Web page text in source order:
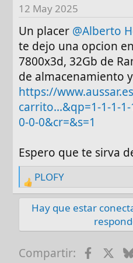
12 May 2025
Un placer @Alberto
te dejo una opcion
7800x3d, 32Gb de
de almacenamiento
https://
carrito...&qp=1-1-1-
0-0-0&cr=&s=1
Espero que te sirva
R
e
i
PLOFY
Hay que estar
Compartir: